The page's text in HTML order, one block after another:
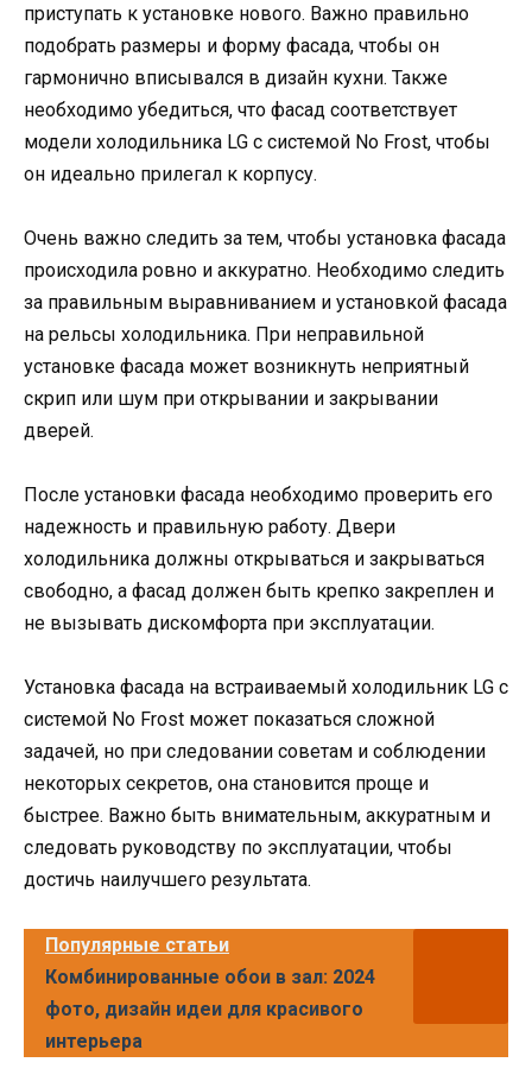
приступать к установке нового. Важно правильно
подобрать размеры и форму фасада, чтобы он
гармонично вписывался в дизайн кухни. Также
необходимо убедиться, что фасад соответствует
модели холодильника LG с системой No Frost, чтобы
он идеально прилегал к корпусу.
Очень важно следить за тем, чтобы установка фасада
происходила ровно и аккуратно. Необходимо следить
за правильным выравниванием и установкой фасада
на рельсы холодильника. При неправильной
установке фасада может возникнуть неприятный
скрип или шум при открывании и закрывании
дверей.
После установки фасада необходимо проверить его
надежность и правильную работу. Двери
холодильника должны открываться и закрываться
свободно, а фасад должен быть крепко закреплен и
не вызывать дискомфорта при эксплуатации.
Установка фасада на встраиваемый холодильник LG с
системой No Frost может показаться сложной
задачей, но при следовании советам и соблюдении
некоторых секретов, она становится проще и
быстрее. Важно быть внимательным, аккуратным и
следовать руководству по эксплуатации, чтобы
достичь наилучшего результата.
Популярные статьи
Комбинированные обои в зал: 2024
фото, дизайн идеи для красивого
интерьера